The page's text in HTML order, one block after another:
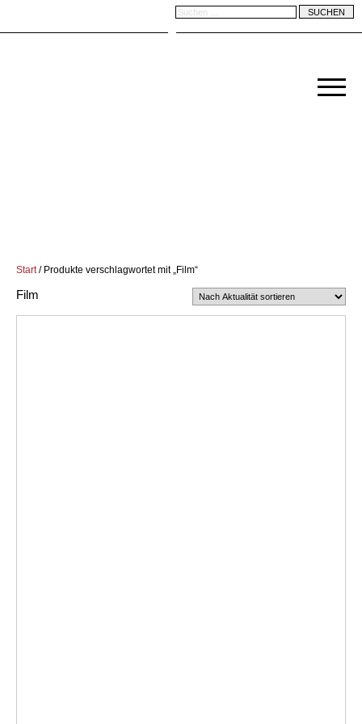
Start/ Produkte verschlagwortet mit „Film“
Film